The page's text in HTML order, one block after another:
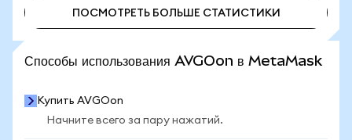
ПОСМОТРЕТЬ БОЛЬШЕ СТАТИСТИКИ
Способы использования AVGOon в MetaMask
Купить AVGOon
Начните всего за пару нажатий.